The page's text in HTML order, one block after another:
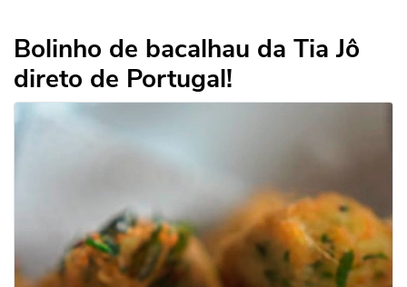
Bolinho de bacalhau da Tia Jô
direto de Portugal!